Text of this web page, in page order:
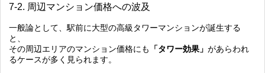
7-2. 周辺マンション価格への波及
一般論として、駅前に大型の高級タワーマンションが誕生する
と、
その周辺エリアのマンション価格にも
「タワー効果」 があらわれ
るケースが多く見られます。